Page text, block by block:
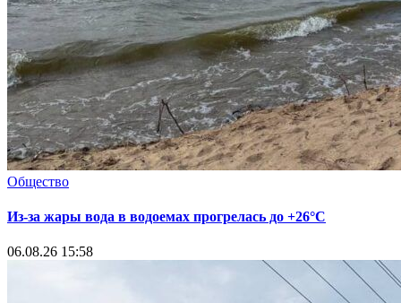
Общество
Из-за жары вода в водоемах прогрелась до +26°C
06.08.26 15:58